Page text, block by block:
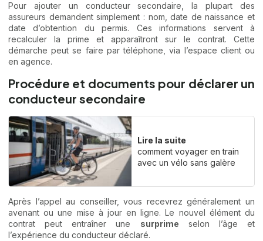
Pour ajouter un conducteur secondaire, la plupart des
assureurs demandent simplement : nom, date de naissance et
date d’obtention du permis. Ces informations servent à
recalculer la prime et apparaîtront sur le contrat. Cette
démarche peut se faire par téléphone, via l’espace client ou
en agence.
Procédure et documents pour déclarer un
conducteur secondaire
Lire la suite
comment voyager en train
avec un vélo sans galère
Après l’appel au conseiller, vous recevrez généralement un
avenant ou une mise à jour en ligne. Le nouvel élément du
contrat peut entraîner une surprime selon l’âge et
l’expérience du conducteur déclaré.